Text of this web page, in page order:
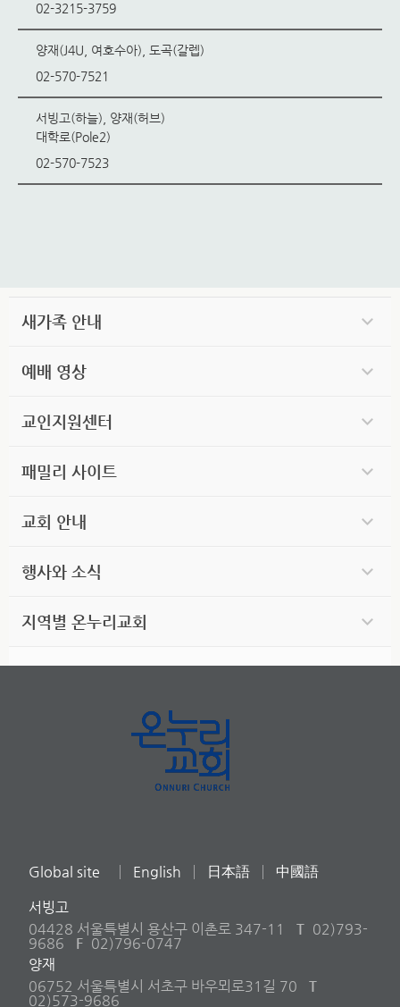
02-3215-3759
양재(J4U, 여호수아), 도곡(갈렙)
02-570-7521
서빙고(하늘), 양재(허브)
대학로(Pole2)
02-570-7523
새가족 안내
예배 영상
교인지원센터
패밀리 사이트
교회 안내
행사와 소식
지역별 온누리교회
Global site English 日本語 中國語
서빙고
04428 서울특별시 용산구 이촌로 347-11
T 02)793-
9686
F 02)796-0747
양재
06752 서울특별시 서초구 바우뫼로31길 70
T
02)573-9686